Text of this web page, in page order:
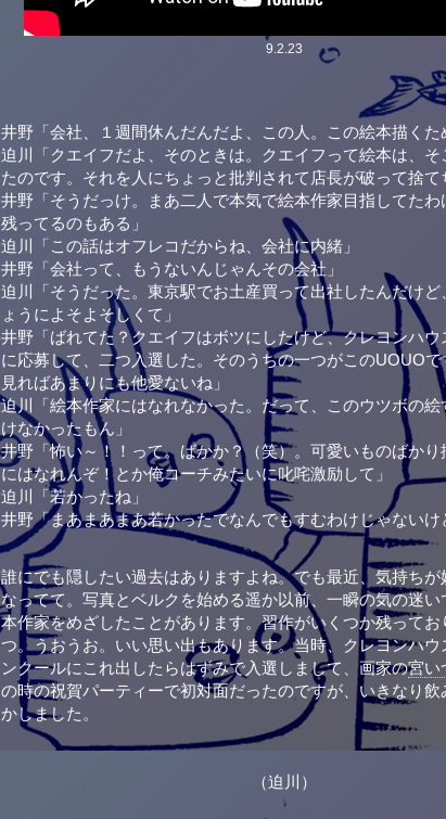
9.2.23
井野「会社、１週間休んだんだよ、この人。この絵本描くた
迫川「クエイフだよ、そのときは。クエイフって絵本は、そ
たのです。それを人にちょっと批判されて店長が破って捨て
井野「そうだっけ。まあ二人で本気で絵本作家目指してた
残ってるのもある」
迫川「この話はオフレコだからね、会社に内緒」
井野「会社って、もうないんじゃんその会社」
迫川「そうだった。東京駅でお土産買って出社したんだけど
ょうによそよそしくて」
井野「ばれてた？クエイフはボツにしたけど、クレヨンハ
に応募して、二つ入選した。そのうちの一つがこのUOUO
見ればあまりにも他愛ないね」
迫川「絵本作家にはなれなかった。だって、このウツボの絵
けなかったもん」
井野「怖い～！！って。ばかか？（笑）。可愛いものばかり
にはなれんぞ！とか俺コーチみたいに叱咤激励して」
迫川「若かったね」
井野「まあまあまあ若かったでなんでもすむわけじゃないけ
誰にでも隠したい過去はありますよね。でも最近、 気持ちが
なってて。 写真とベルクを始める遥か以前、 一瞬の気の迷い
本作家をめざした ことがあります。習作がいくつか残ってお
つ。うおうお。 いい思い出もあります。当時、クレヨンハウ
ンクールにこれ出したらはずみで入選しまして、画家の宮い
の時の祝賀パーティーで初対面だったのですが、いきなり飲
かしました。
（迫川）